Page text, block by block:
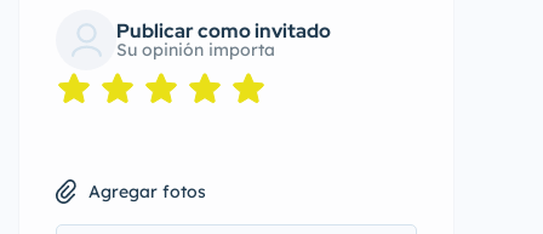
Publicar como invitado
Su opinión importa
Agregar fotos